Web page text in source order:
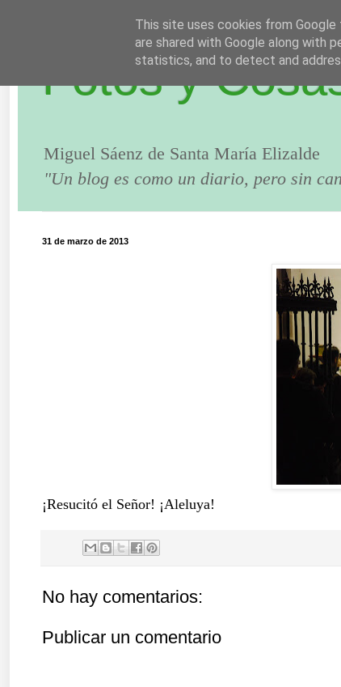
Fotos y
Miguel Sáenz de Santa María Elizalde
"Un blog es como un diario, pero sin
31 de marzo de 2013
¡Resucitó el Señor! ¡Aleluya!
No hay comentarios:
Publicar un comentario
This site uses cookies from
are shared with Google along with
statistics, and to detect and